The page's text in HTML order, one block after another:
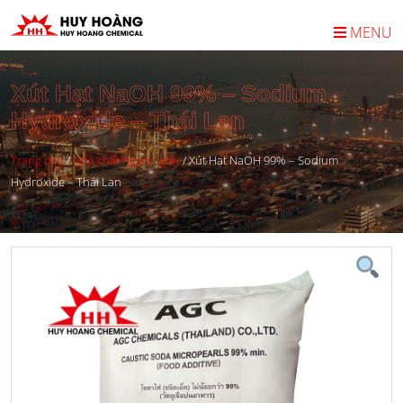
MENU
Xút Hạt NaOH 99% – Sodium
Hydroxide – Thái Lan
Trang chủ/Hóa chất ngành giấy/Xút Hạt NaOH 99% – Sodium
Hydroxide – Thái Lan